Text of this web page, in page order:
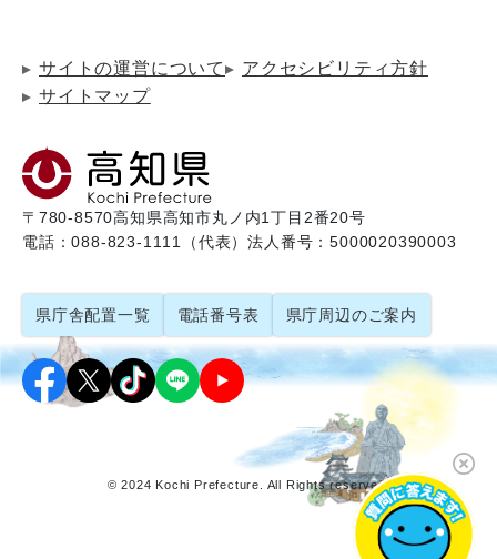
サイトの運営について
アクセシビリティ方針
サイトマップ
〒780-8570高知県高知市丸ノ内1丁目2番20号
電話：088-823-1111（代表）法人番号：5000020390003
県庁舎配置一覧 電話番号表 県庁周辺のご案内
© 2024 Kochi Prefecture. All Rights reserved.